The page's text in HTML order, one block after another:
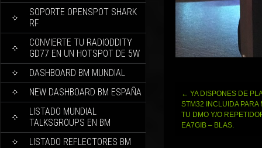
SOPORTE OPENSPOT SHARK
RF
CONVIERTE TU RADIODDITY
GD77 EN UN HOTSPOT DE 5W
DASHBOARD BM MUNDIAL
NEW DASHBOARD BM ESPAÑA
LISTADO MUNDIAL
TALKSGROUPS EN BM
LISTADO REFLECTORES BM
Navegación
de
entradas
← YA DISPONES DE
STM32 INCLUIDA PARA
TU DMO Y/O
EA7GIB – BLAS.